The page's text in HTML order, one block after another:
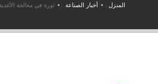
المنزل أخبار الصناعة ثورة في معالجة